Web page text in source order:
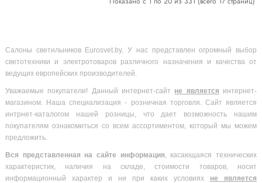
Салоны светильников Eurosvet.by. У нас представлен огромный выбор
светотехники и электротоваров различного назначения и качества от
ведущих европейских производителей.
Уважаемые покупатели! Данный интернет-сайт не является интернет-
магазином. Наша специализация - розничная торговля. Сайт является
интрнет-каталогом нашей розницы, что дает возможность нашим
покупателям ознакомиться со всем ассортиментом, который мы можем
предложить.
Вся представленная на сайте информация, касающаяся технических
характеристик, наличия на складе, стоимости товаров, носит
информационный характер и ни при каких условиях не является